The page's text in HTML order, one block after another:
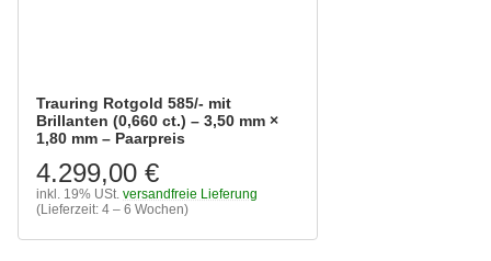
Trauring Rotgold 585/- mit
Brillanten (0,660 ct.) – 3,50 mm ×
1,80 mm – Paarpreis
4.299,00 €
inkl. 19% USt. versandfreie Lieferung
(Lieferzeit: 4 – 6 Wochen)